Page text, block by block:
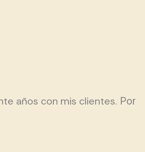
años con mis clientes. Por